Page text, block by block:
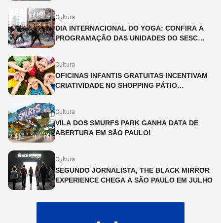
Cultura
DIA INTERNACIONAL DO YOGA: CONFIRA A
PROGRAMAÇÃO DAS UNIDADES DO SESC
Cultura
OFICINAS INFANTIS GRATUITAS INCENTIVAM
CRIATIVIDADE NO SHOPPING PÁTIO
Cultura
VILA DOS SMURFS PARK GANHA DATA DE
ABERTURA EM SÃO PAULO!
Cultura
SEGUNDO JORNALISTA, THE BLACK MIRROR
EXPERIENCE CHEGA A SÃO PAULO EM JULHO